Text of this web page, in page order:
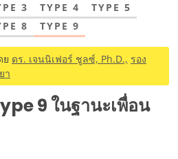
3 TYPE 4
TYPE 5
8 TYPE 9
ย ดร. เจนนิเฟอร์ ชูลซ์, Ph.D., รอง
า
9 ในฐานะเพื่อน